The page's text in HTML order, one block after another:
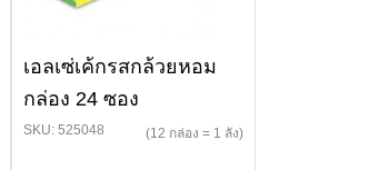
เอลเซ่เค้กรสกล้วยหอม
กล่อง 24 ซอง
SKU: 525048 (12 กล่อง = 1 ลัง)